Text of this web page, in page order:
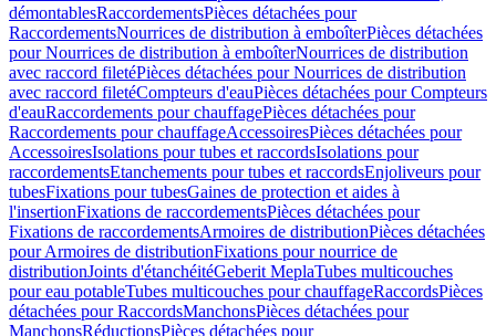
démontablesRaccordementsPièces détachées pour
RaccordementsNourrices de distribution à emboîterPièces détachées
pour Nourrices de distribution à emboîterNourrices de distribution
avec raccord filetéPièces détachées pour Nourrices de distribution
avec raccord filetéCompteurs d'eauPièces détachées pour Compteurs
d'eauRaccordements pour chauffagePièces détachées pour
Raccordements pour chauffageAccessoiresPièces détachées pour
AccessoiresIsolations pour tubes et raccordsIsolations pour
raccordementsEtanchements pour tubes et raccordsEnjoliveurs pour
tubesFixations pour tubesGaines de protection et aides à
l'insertionFixations de raccordementsPièces détachées pour
Fixations de raccordementsArmoires de distributionPièces détachées
pour Armoires de distributionFixations pour nourrice de
distributionJoints d'étanchéitéGeberit MeplaTubes multicouches
pour eau potableTubes multicouches pour chauffageRaccordsPièces
détachées pour RaccordsManchonsPièces détachées pour
ManchonsRéductionsPièces détachées pour